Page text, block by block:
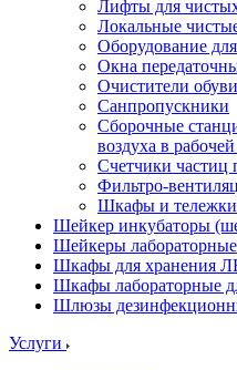
Лифты для
Локальные
Оборудование
Окна
Очистители
Санпропускники
Сборочные
воздуха в
Счетчики частиц
Фильтро-
Шкафы и
Шейкер инкубаторы
Шейкеры лабораторные
Шкафы для хранения
Шкафы лабораторные
Шлюзы
Услуги